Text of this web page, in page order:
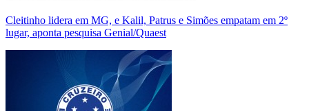
Cleitinho lidera em MG, e Kalil, Patrus e Simões empatam em 2º
lugar, aponta pesquisa Genial/Quaest